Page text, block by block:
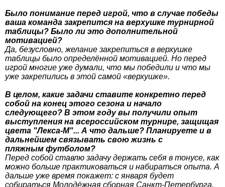
Было понимание перед игрой, что в случае победы
ваша команда закрепится на верхушке турнирной
таблицы? Было ли это дополнительной
мотивацией?
Да, безусловно, желание закрепиться в верхушке
таблицы было определённой мотивацией. Но перед
игрой многие уже думали, что мы победили и что мы
уже закрепились в этой самой «верхушке».
В целом, какие задачи ставите конкретно перед
собой на конец этого сезона и начало
следующего? В этом году вы получили опыт
выступления на всероссийском турнире, защищая
цвета "Лекса-М"... А что дальше? Планируете и в
дальнейшем связывать свою жизнь с
пляжным футболом?
Перед собой ставлю задачу держать себя в тонусе, как
можно больше практиковаться и набираться опыта. А
дальше уже время покажет: с января будет
собираться Молодёжная сборная Санкт-Петербурга,